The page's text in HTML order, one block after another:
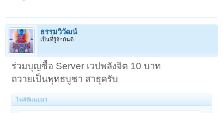
ธรรมวิวัฒน์
เป็นที่รู้จักกันดี
ร่วมบุญซื้อ Server เวปพลังจิต 10 บาท
ถวายเป็นพุทธบูชา สาธุครับ
ไฟล์ที่แนบมา: